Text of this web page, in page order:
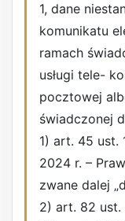
1, dane
komunikatu
ramach
usługi tele-
pocztowej
świadczonej
1) art. 45 ust.
2024 r. –
zwane dalej
2) art. 82 ust.